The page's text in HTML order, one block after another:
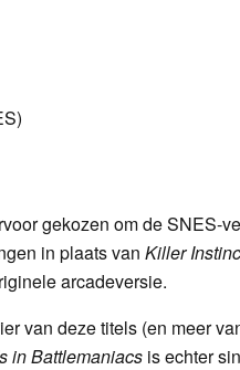
gekozen om de SNES-
in plaats van Killer
arcadeversie.
van deze titels (en meer
in Battlemaniacs is echter